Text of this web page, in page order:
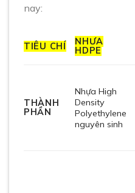
nay:
TIÊU CHÍ
NHỰA
HDPE
THÀNH
PHẦN
Nhựa High
Density
Polyethylene
nguyên sinh